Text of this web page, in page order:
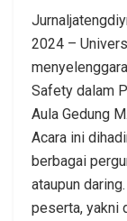
2024 –
Safety dalam
Aula Gedung
Acara ini
berbagai
ataupun
peserta, yakni